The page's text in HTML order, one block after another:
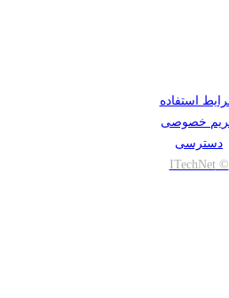
استفاده
خصوصی
دسترسی
© ITechNet